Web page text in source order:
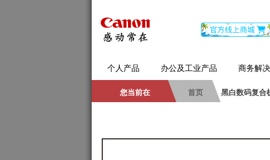
个人产品 办公及工业产品 商务解
您当前在 首页 黑白数码复合